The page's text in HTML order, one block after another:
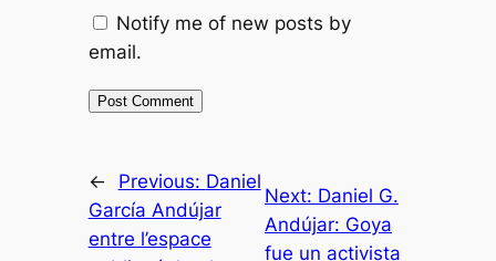
Notify me of new posts by
email.
← Previous: Daniel
García Andújar
entre l’espace
Next: Daniel G.
Andújar: Goya
fue un activista